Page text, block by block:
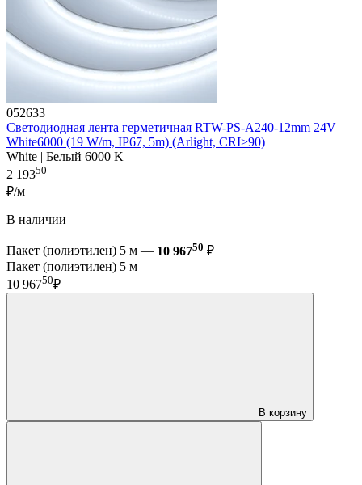
052633
Светодиодная лента герметичная RTW-PS-A240-12mm 24V
White6000 (19 W/m, IP67, 5m) (Arlight, CRI>90)
White | Белый 6000 K
2 19350
₽/м
В наличии
Пакет (полиэтилен) 5 м — 10 96750 ₽
Пакет (полиэтилен) 5 м
10 96750₽
В корзину